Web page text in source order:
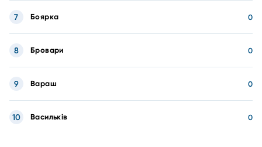
Боярка 0
7
Бровари 0
8
Вараш 0
9
Васильків 0
10